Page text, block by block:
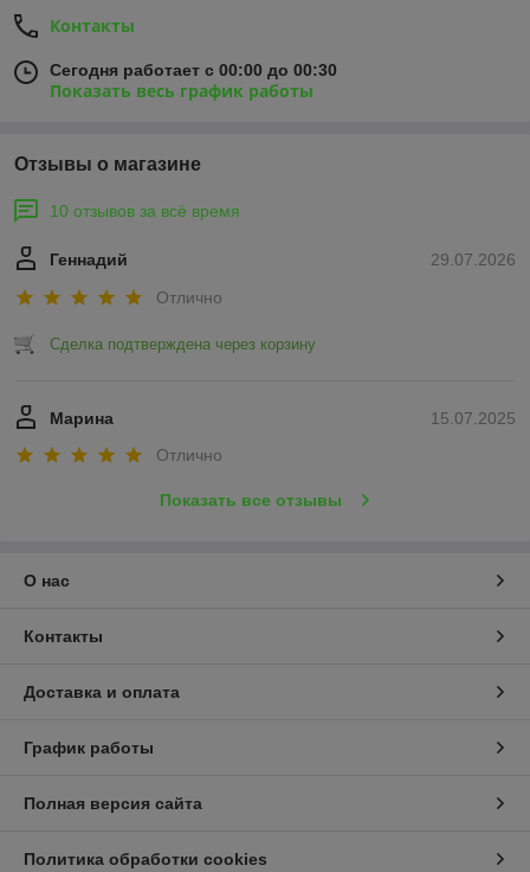
Контакты
Сегодня работает с 00:00 до 00:30
Показать весь график работы
Отзывы о магазине
10 отзывов за всё время
29.07.2026
Геннадий
Отлично
Сделка подтверждена через корзину
15.07.2025
Марина
Отлично
Показать все отзывы
О нас
Контакты
Доставка и оплата
График работы
Полная версия сайта
Политика обработки cookies